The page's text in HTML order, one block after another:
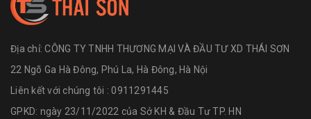
Địa chỉ:CÔNG TY TNHH THƯƠNG MẠI VÀ ĐẦU TƯ XD THÁI SƠN
22 Ngõ Ga Hà Đông, Phú La, Hà Đông, Hà Nội
Liên kết với chúng tôi : 0911291445
GPKD: ngày 23/11/2022 của Sở KH & Đầu Tư TP. HN